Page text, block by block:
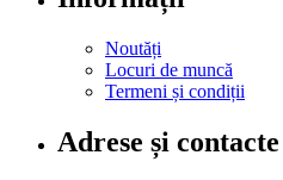
Noutăți
Locuri de muncă
Termeni și condiții
Adrese și contacte